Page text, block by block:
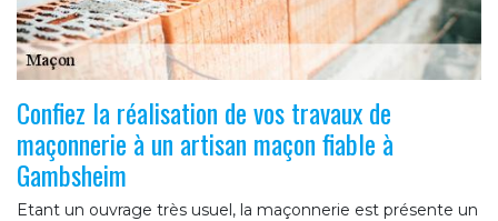
Confiez la réalisation de vos travaux de
maçonnerie à un artisan maçon fiable à
Gambsheim
Etant un ouvrage très usuel, la maçonnerie est présente un